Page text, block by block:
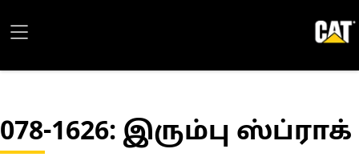
078-1626: இரும்பு ஸ்ப்ராக்